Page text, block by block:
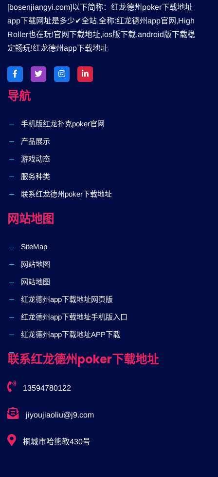
[bosenjiangyi.com]以下简称：红龙德州poker下载地址
app下载网址是多少✔全站,全称:红龙德州app官网,High
Roller也在玩!官网下载地址,ios版下载,android版下载稳
定畅玩!红龙德州app下载地址
导航
手机版红龙扑克poker官网
产品展示
游戏动态
服务种类
联系红龙德州poker下载地址
网站地图
SiteMap
网站地图
网站地图
红龙德州app下载地址网页版
红龙德州app下载地址手机版入口
红龙德州app下载地址APP下载
联系红龙德州poker下载地址
13594780122
jiyoujiaoliu@j9.com
桐城市哈熊教430号